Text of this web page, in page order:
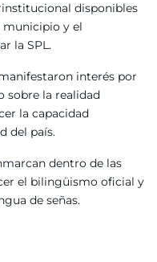
disponibles
municipio y el
la SPL.
interés por
sobre la realidad
la capacidad
del país.
dentro de las
el bilingüismo oficial y
de señas.